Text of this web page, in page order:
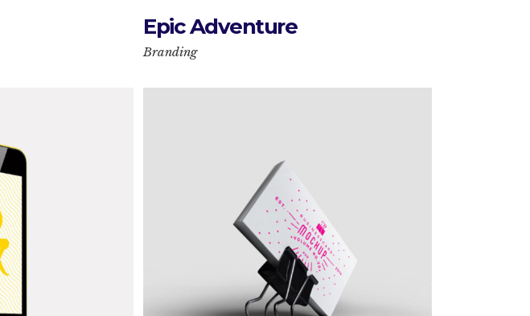
Epic Adventure
Branding